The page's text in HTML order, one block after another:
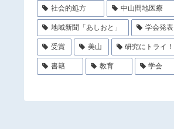
社会的処方 中山間地医療
地域新聞「あしおと」 学会発表
受賞 美山 研究にトライ！
書籍 教育 学会